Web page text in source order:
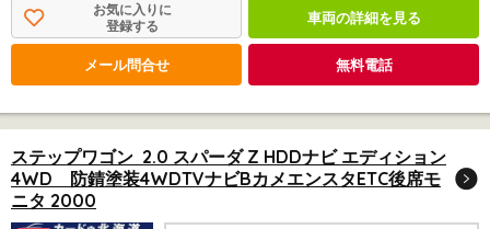
お気に入りに
登録する
車両の詳細を見る
メール問合せ 無料電話
ステップワゴン 2.0 スパーダ Z HDDナビ エディション
4WD 防錆塗装4WDTVナビBカメエンスタETC後席モ
ニタ 2000